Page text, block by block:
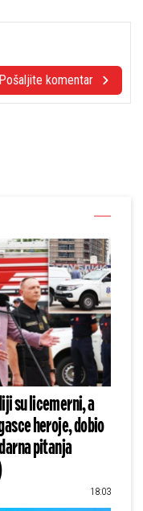
Pošaljite komentar
su licemerni, a
heroje, dobio
pitanja
18:03